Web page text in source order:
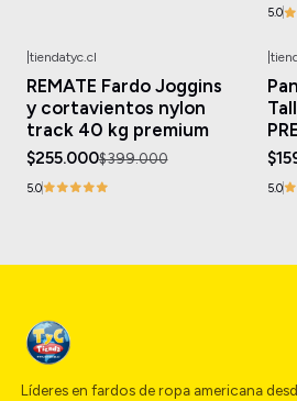
5.0
tiendatyc.cl
REMATE Fardo Joggins
y cortavientos nylon
track 40 kg premium
$255.000$399.000
5.0 5.0
Líderes en fardos de ropa americana